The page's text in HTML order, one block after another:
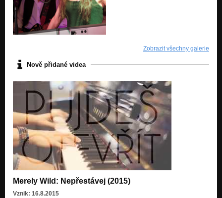
Zobrazit všechny galerie
Nově přidané videa
Merely Wild: Nepřestávej (2015)
Vznik: 16.8.2015